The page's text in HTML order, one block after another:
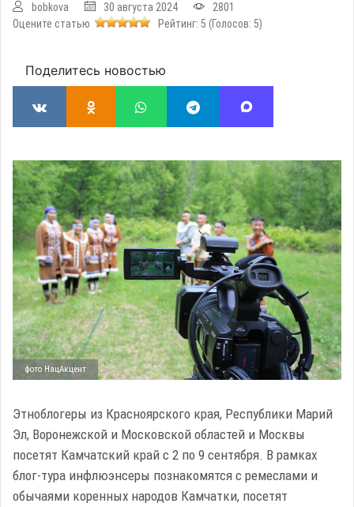
bobkova 30 августа 2024
2801
Оцените статью
Рейтинг: 5 (Голосов: 5)
Поделитесь новостью
фото НацАкцент
Этноблогеры из Красноярского края, Республики Марий
Эл, Воронежской и Московской областей и Москвы
посетят Камчатский край с 2 по 9 сентября. В рамках
блог-тура инфлюэнсеры познакомятся с ремеслами и
обычаями коренных народов Камчатки, посетят